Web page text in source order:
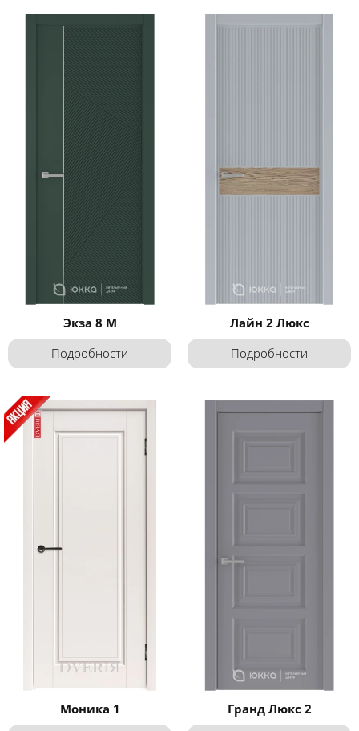
Экза 8 М
Подробности
Лайн 2 Люкс
Подробности
Моника 1 Гранд Люкс 2